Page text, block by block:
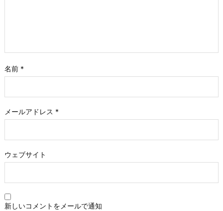
名前 *
メールアドレス *
ウェブサイト
新しいコメントをメールで通知